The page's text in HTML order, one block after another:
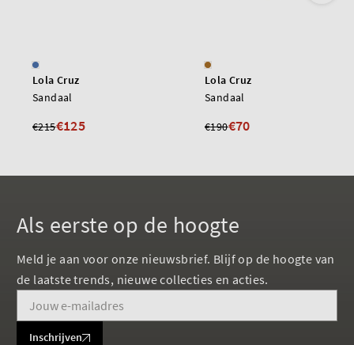
Lola Cruz
Sandaal
€215€125
Lola Cruz
Sandaal
€190€70
Als eerste op de hoogte
Meld je aan voor onze nieuwsbrief. Blijf op de hoogte van
de laatste trends, nieuwe collecties en acties.
Inschrijven